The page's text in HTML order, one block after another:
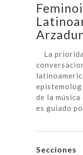
La
de la
es guiado
Secciones